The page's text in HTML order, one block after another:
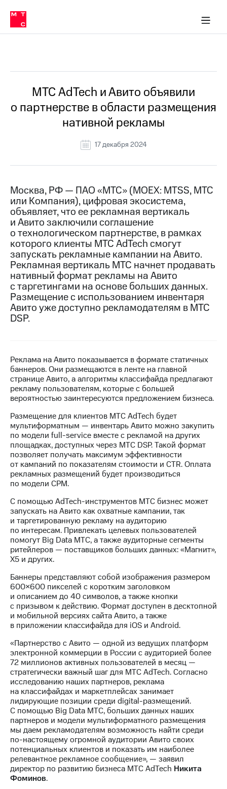
Медиа-центр
и акционерам
Устойчивое развитие
Комплаенс и деловая этика
компании
Карьера
История
компании
Руководство
информация
Контакты
Медиа-центр
Пресс-
релизы
МТС
о технологиях
Достижения
Интервью
Финансовая
Новости
в
регионе
и акционерам
управление
Корпоративный
секретарь
Раскрытие
информации
Информация
акционерам
Документы
ПАО
"МТС"
Собрания
акционеров
Личный
кабинет
акционера
Акционерный
капитал
Контроль
и
аудит
Рынок
акций
Описание
Программа
приобретения
Порядок
выкупа
акций
Дивиденды
Рынок
облигаций
Описание
Еврооблигации-2023
Уведомление
о
в МТС
Пресс-
релизы
о технологиях
МТС AdTech и Авито объявили
о партнерстве в области размещения
нативной рекламы
17 декабря 2024
Москва, РФ — ПАО «МТС» (MOEX: MTSS, МТС
или Компания), цифровая экосистема,
объявляет, что ее рекламная вертикаль
и Авито заключили соглашение
о технологическом партнерстве, в рамках
которого клиенты МТС AdTech смогут
запускать рекламные кампании на Авито.
Рекламная вертикаль МТС начнет продавать
нативный формат рекламы на Авито
с таргетингами на основе больших данных.
Размещение с использованием инвентаря
Авито уже доступно рекламодателям в МТС
DSP.
Реклама на Авито показывается в формате статичных
баннеров. Они размещаются в ленте на главной
странице Авито, а алгоритмы классифайда предлагают
рекламу пользователям, которые с большей
вероятностью заинтересуются предложением бизнеса.
Размещение для клиентов МТС AdTech будет
мультиформатным — инвентарь Авито можно закупить
по модели full-service вместе с рекламой на других
площадках, доступных через МТС DSP. Такой формат
позволяет получать максимум эффективности
от кампаний по показателям стоимости и CTR. Оплата
рекламных размещений будет производиться
по модели CPM.
С помощью AdTech-инструментов МТС бизнес может
запускать на Авито как охватные кампании, так
и таргетированную рекламу на аудиторию
по интересам. Привлекать целевых пользователей
помогут Big Data МТС, а также аудиторные сегменты
ритейлеров — поставщиков больших данных: «Магнит»,
X5 и других.
Баннеры представляют собой изображения размером
600×600 пикселей с коротким заголовком
и описанием до 40 символов, а также кнопки
с призывом к действию. Формат доступен в десктопной
и мобильной версиях сайта Авито, а также
в приложении классифайда для iOS и Android.
«Партнерство с Авито — одной из ведущих платформ
электронной коммерции в России с аудиторией более
72 миллионов активных пользователей в месяц —
стратегически важный шаг для МТС AdTech. Согласно
исследованию наших партнеров, реклама
на классифайдах и маркетплейсах занимает
лидирующие позиции среди digital-размещений.
С помощью Big Data МТС, больших данных наших
партнеров и модели мультиформатного размещения
мы даем рекламодателям возможность найти среди
по-настоящему огромной аудитории Авито своих
потенциальных клиентов и показать им наиболее
релевантное рекламное сообщение», — заявил
директор по развитию бизнеса МТС AdTech Никита
Фоминов.